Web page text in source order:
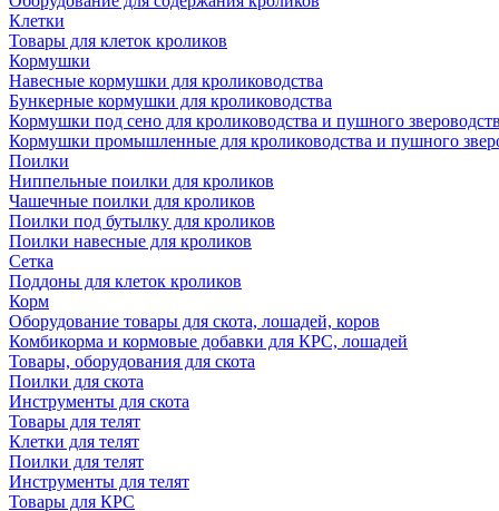
Клетки
Товары для клеток кроликов
Кормушки
Навесные кормушки для кролиководства
Бункерные кормушки для кролиководства
Кормушки под сено для кролиководства и пушного
Кормушки промышленные для кролиководства и пушного
Поилки
Ниппельные поилки для кроликов
Чашечные поилки для кроликов
Поилки под бутылку для кроликов
Поилки навесные для кроликов
Сетка
Поддоны для клеток кроликов
Корм
Оборудование товары для скота, лошадей, коров
Комбикорма и кормовые добавки для КРС, лошадей
Товары, оборудования для скота
Поилки для скота
Инструменты для скота
Товары для телят
Клетки для телят
Поилки для телят
Инструменты для телят
Товары для КРС